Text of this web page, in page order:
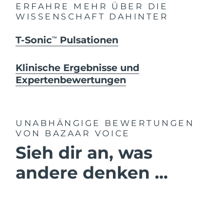
ERFAHRE MEHR ÜBER DIE
WISSENSCHAFT DAHINTER
T-SonicTM Pulsationen
Klinische Ergebnisse und
Expertenbewertungen
UNABHÄNGIGE BEWERTUNGEN
VON BAZAAR VOICE
Sieh dir an, was
andere denken ...